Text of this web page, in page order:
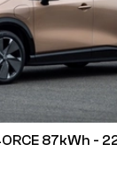
87kWh -